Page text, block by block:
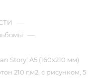
—
—
Story' A5 (160x210 мм)
210 г,м2, с рисунком, 5